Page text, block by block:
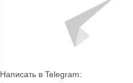
Написать в Telegram: